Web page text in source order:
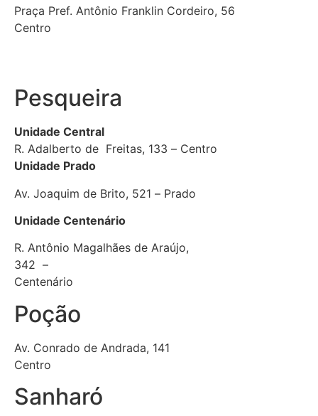
Praça Pref. Antônio Franklin Cordeiro, 56
Centro
Pesqueira
Unidade Central
R. Adalberto de Freitas, 133 – Centro
Unidade Prado
Av. Joaquim de Brito, 521 – Prado
Unidade Centenário
R. Antônio Magalhães de Araújo,
342 –
Centenário
Poção
Av. Conrado de Andrada, 141
Centro
Sanharó